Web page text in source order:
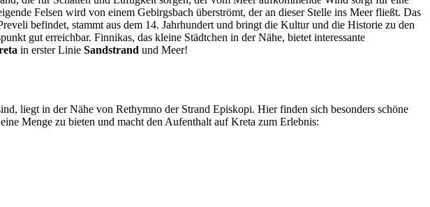
Felsen wird von einem Gebirgsbach überströmt, der an dieser Stelle ins Meer fließt. Das
befindet, stammt aus dem 14. Jahrhundert und bringt die Kultur und die Historie zu den
gut erreichbar. Finnikas, das kleine Städtchen in der Nähe, bietet interessante
in erster Linie Sandstrand und Meer!
liegt in der Nähe von Rethymno der Strand Episkopi. Hier finden sich besonders schöne
Menge zu bieten und macht den Aufenthalt auf Kreta zum Erlebnis: